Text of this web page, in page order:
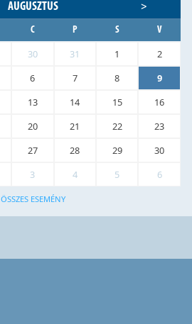
AUGUSZTUS >
C P S V
30 31 1
2
6 7 8
9
13 14 15
16
20 21 22
23
27 28 29
30
3 4 5 6
ÖSSZES ESEMÉNY